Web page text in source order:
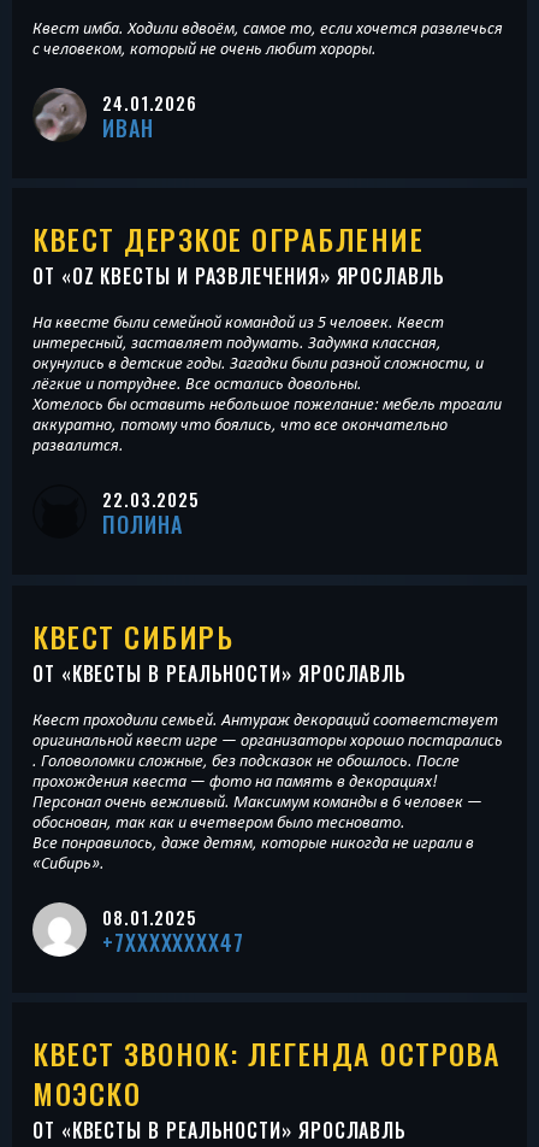
Квест имба. Ходили вдвоём, самое то, если хочется развлечься
с человеком, который не очень любит хороры.
24.01.2026
ИВАН
КВЕСТ ДЕРЗКОЕ ОГРАБЛЕНИЕ
ОТ «OZ КВЕСТЫ И РАЗВЛЕЧЕНИЯ» ЯРОСЛАВЛЬ
На квесте были семейной командой из 5 человек. Квест
интересный, заставляет подумать. Задумка классная,
окунулись в детские годы. Загадки были разной сложности, и
лёгкие и потруднее. Все остались довольны.
Хотелось бы оставить небольшое пожелание: мебель трогали
аккуратно, потому что боялись, что все окончательно
развалится.
22.03.2025
ПОЛИНА
КВЕСТ СИБИРЬ
ОТ «КВЕСТЫ В РЕАЛЬНОСТИ» ЯРОСЛАВЛЬ
Квест проходили семьей. Антураж декораций соответствует
оригинальной квест игре — организаторы хорошо постарались
. Головоломки сложные, без подсказок не обошлось. После
прохождения квеста — фото на память в декорациях!
Персонал очень вежливый. Максимум команды в 6 человек —
обоснован, так как и вчетвером было тесновато.
Все понравилось, даже детям, которые никогда не играли в
«Сибирь».
08.01.2025
+7XXXXXXXX47
КВЕСТ ЗВОНОК: ЛЕГЕНДА ОСТРОВА
МОЭСКО
ОТ «КВЕСТЫ В РЕАЛЬНОСТИ» ЯРОСЛАВЛЬ